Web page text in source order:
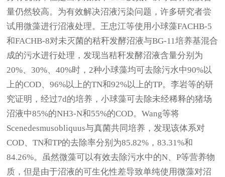
量仍然较高。为有效解决沼液污染问题，许多研究者尝
试用微藻进行沼液处理。王忠江等使用小球藻FACHB-5
和FACHB-8对未灭菌的秸秆发酵沼液与BG-11培养基混合
成的污水进行处理，发现当秸秆发酵沼液含量分别为
20%、30%、40%时，2种小球藻均可去除污水中90%以
上的COD、96%以上的TN和92%以上的TP。李岩等的研
究证明，经过7d的培养，小球藻可去除未经稀释的猪场
沼液中85%的NH3-N和55%的COD。Wang等将
Scenedesmusobliquus与真菌共同培养，发现该体系对
COD、TN和TP的去除率分别为85.82%，83.31%和
84.26%。虽然微藻可以有效去除污水中的N、P等营养物
质，但是由于沼液的可生化性差导致单纯使用微藻对沼